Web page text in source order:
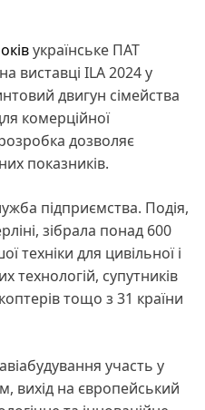
українське ПАТ
виставці ILA 2024 у
двигун сімейства
комерційної
дозволяє
показників.
підприємства. Подія,
зібрала понад 600
техніки для цивільної і
технологій, супутників
тощо з 31 країни
участь у
вихід на європейський